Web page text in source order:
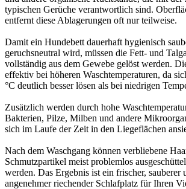
typischen Gerüche verantwortlich sind.
entfernt diese Ablagerungen oft nur teilweise.
Damit ein Hundebett dauerhaft hygienisch
geruchsneutral wird, müssen die Fett- und
vollständig aus dem Gewebe gelöst werden.
effektiv bei höheren Waschtemperaturen, da
°C deutlich besser lösen als bei niedrigen
Zusätzlich werden durch hohe
Bakterien, Pilze, Milben und andere
sich im Laufe der Zeit in den Liegeflächen
Nach dem Waschgang können verbliebene
Schmutzpartikel meist problemlos
werden. Das Ergebnis ist ein frischer, sauberer
angenehmer riechender Schlafplatz für Ihren